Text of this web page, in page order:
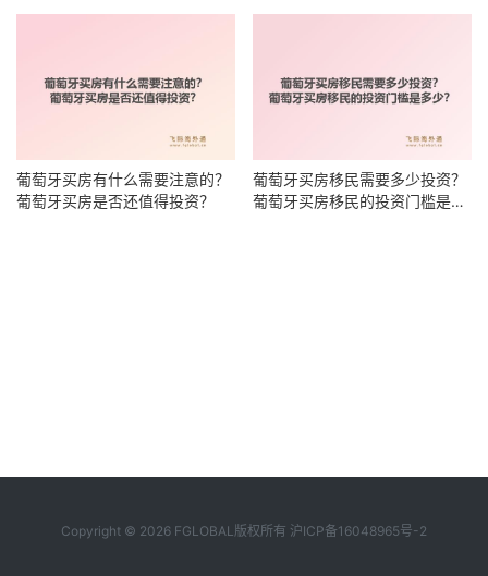
葡萄牙买房有什么需要注意的？
葡萄牙买房是否还值得投资？
葡萄牙买房移民需要多少投资？
葡萄牙买房移民的投资门槛是多
Copyright © 2026 FGLOBAL版权所有 沪ICP备16048965号-2